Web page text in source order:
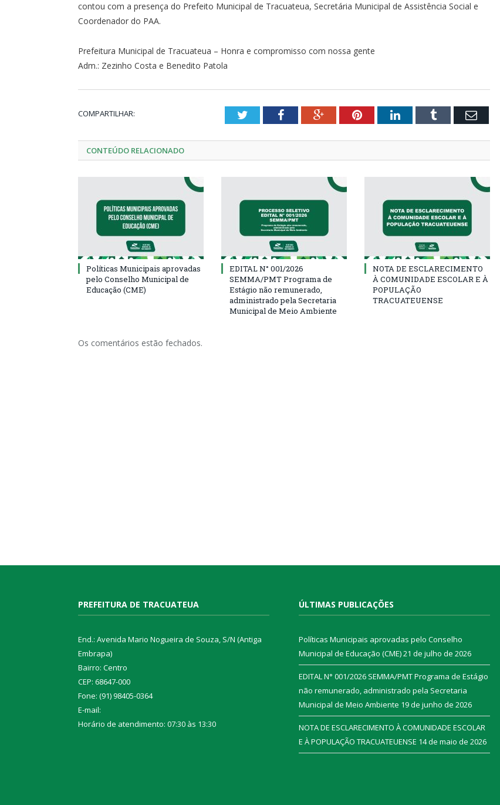
contou com a presença do Prefeito Municipal de Tracuateua, Secretária Municipal de Assistência Social e
Coordenador do PAA.
Prefeitura Municipal de Tracuateua – Honra e compromisso com nossa gente
Adm.: Zezinho Costa e Benedito Patola
COMPARTILHAR: TwitterFacebookGoogle+PinterestLinkedInTumblr Email
CONTEÚDO RELACIONADO
Políticas Municipais aprovadas
pelo Conselho Municipal de
Educação (CME)
EDITAL N° 001/2026
SEMMA/PMT Programa de
Estágio não remunerado,
administrado pela Secretaria
Municipal de Meio Ambiente
NOTA DE ESCLARECIMENTO
À COMUNIDADE ESCOLAR E À
POPULAÇÃO
TRACUATEUENSE
Os comentários estão fechados.
PREFEITURA DE TRACUATEUA
End.: Avenida Mario Nogueira de Souza, S/N (Antiga
Embrapa)
Bairro: Centro
CEP: 68647-000
Fone: (91) 98405-0364
E-mail:
Horário de atendimento: 07:30 às 13:30
ÚLTIMAS PUBLICAÇÕES
Políticas Municipais aprovadas pelo Conselho
Municipal de Educação (CME)21 de julho de 2026
EDITAL N° 001/2026 SEMMA/PMT Programa de Estágio
não remunerado, administrado pela Secretaria
Municipal de Meio Ambiente 19 de junho de 2026
NOTA DE ESCLARECIMENTO À COMUNIDADE ESCOLAR
E À POPULAÇÃO TRACUATEUENSE 14 de maio de 2026